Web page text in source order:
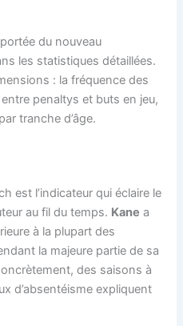
du nouveau
les statistiques détaillées.
: la fréquence des
penaltys et buts en jeu,
tranche d’âge.
est l’indicateur qui éclaire le
au fil du temps. Kane a
à la plupart des
la majeure partie de sa
des saisons à
d’absentéisme expliquent